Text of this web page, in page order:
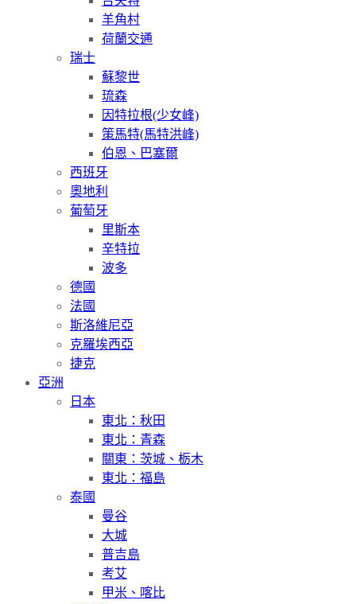
羊角村
荷蘭交通
瑞士
蘇黎世
琉森
因特拉根(少女峰)
策馬特(馬特洪峰)
伯恩、巴塞爾
西班牙
奧地利
葡萄牙
里斯本
辛特拉
波多
德國
法國
斯洛維尼亞
克羅埃西亞
捷克
亞洲
日本
東北：秋田
東北：青森
關東：茨城、栃木
東北：福島
泰國
曼谷
大城
普吉島
考艾
甲米、喀比